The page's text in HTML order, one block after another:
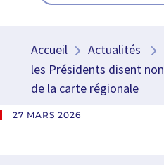
Accueil Actualités
les Présidents disent
de la carte régionale
27 MARS 2026